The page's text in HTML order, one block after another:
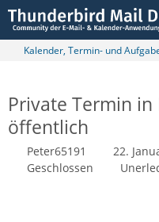
Kalender, Termin- und
Private Termin
öffentlich
Peter65191
22.
Geschlossen